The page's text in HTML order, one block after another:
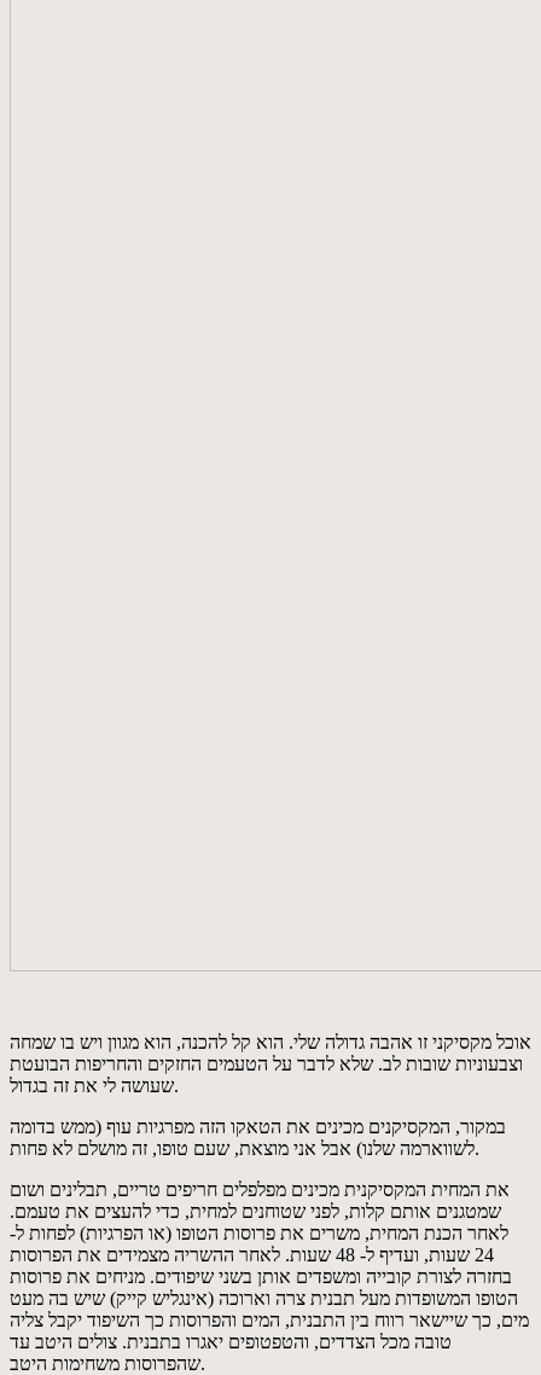
אוכל מקסיקני זו אהבה גדולה שלי. הוא קל להכנה, הוא מגוון ויש בו שמחה
וצבעוניות שובות לב. שלא לדבר על הטעמים החזקים והחריפות הבועטת
שעושה לי את זה בגדול.
במקור, המקסיקנים מכינים את הטאקו הזה מפרגיות עוף (ממש בדומה
לשווארמה שלנו) אבל אני מוצאת, שעם טופו, זה מושלם לא פחות.
את המחית המקסיקנית מכינים מפלפלים חריפים טריים, תבלינים ושום
שמטגנים אותם קלות, לפני שטוחנים למחית, כדי להעצים את טעמם.
לאחר הכנת המחית, משרים את פרוסות הטופו (או הפרגיות) לפחות ל-
24 שעות, ועדיף ל- 48 שעות. לאחר ההשריה מצמידים את הפרוסות
בחזרה לצורת קובייה ומשפדים אותן בשני שיפודים. מניחים את פרוסות
הטופו המשופדות מעל תבנית צרה וארוכה (אינגליש קייק) שיש בה מעט
מים, כך שיישאר רווח בין התבנית, המים והפרוסות כך השיפוד יקבל צליה
טובה מכל הצדדים, והטפטופים יאגרו בתבנית. צולים היטב עד
שהפרוסות משחימות היטב.